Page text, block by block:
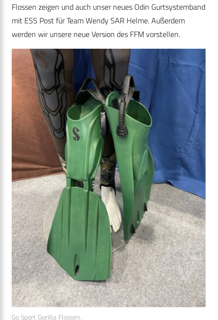
Flossen zeigen und auch unser neues Odin Gurtsystemband
mit ESS Post für Team Wendy SAR Helme. Außerdem
werden wir unsere neue Version des FFM vorstellen.
Go Sport Gorilla Flossen.